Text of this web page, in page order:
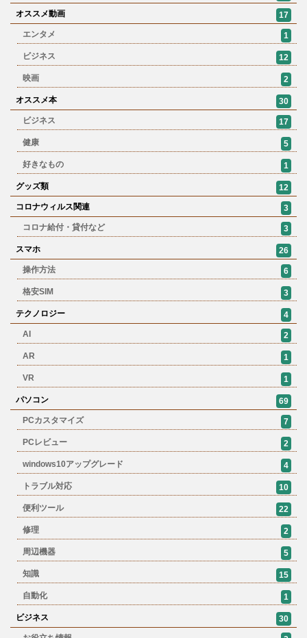
オススメ動画
17
エンタメ
1
ビジネス 12
映画 2
オススメ本
30
ビジネス
17
健康 5
好きなもの 1
グッズ類
12
コロナウィルス関連
3
コロナ給付・貸付など
3
スマホ
26
操作方法
6
格安SIM 3
テクノロジー
4
AI
2
AR 1
VR 1
パソコン
69
PCカスタマイズ
7
PCレビュー 2
windows10アップグレード 4
トラブル対応 10
便利ツール 22
修理 2
周辺機器 5
知識 15
自動化 1
ビジネス
30